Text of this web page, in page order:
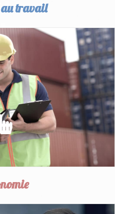
travail
TRAVAIL
et assurer la sécurité des
PLUS